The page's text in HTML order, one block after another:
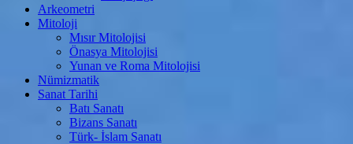
Arkeometri
Mitoloji
Mısır Mitolojisi
Önasya Mitolojisi
Yunan ve Roma Mitolojisi
Nümizmatik
Sanat Tarihi
Batı Sanatı
Bizans Sanatı
Türk- İslam Sanatı